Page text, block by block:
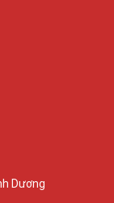
Dương